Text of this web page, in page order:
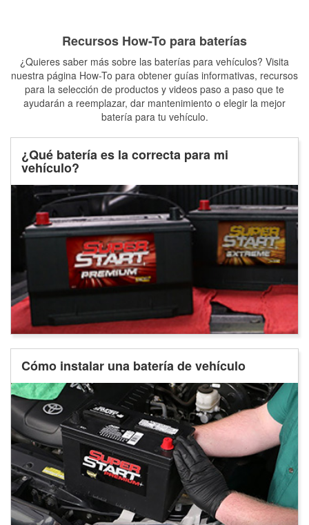
Recursos How-To para baterías
¿Quieres saber más sobre las baterías para vehículos? Visita
nuestra página How-To para obtener guías informativas, recursos
para la selección de productos y videos paso a paso que te
ayudarán a reemplazar, dar mantenimiento o elegir la mejor
batería para tu vehículo.
¿Qué batería es la correcta para mi
vehículo?
Cómo instalar una batería de vehículo